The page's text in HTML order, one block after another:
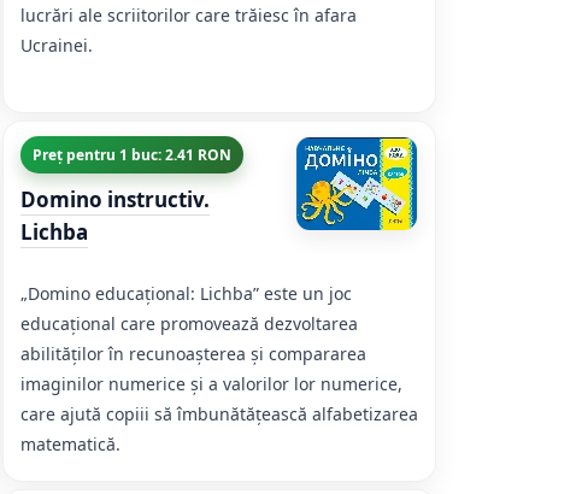
lucrări ale scriitorilor care trăiesc în afara
Ucrainei.
Preț pentru 1 buc: 2.41 RON
Domino instructiv.
Lichba
„Domino educațional: Lichba” este un joc
educațional care promovează dezvoltarea
abilităților în recunoașterea și compararea
imaginilor numerice și a valorilor lor numerice,
care ajută copiii să îmbunătățească alfabetizarea
matematică.